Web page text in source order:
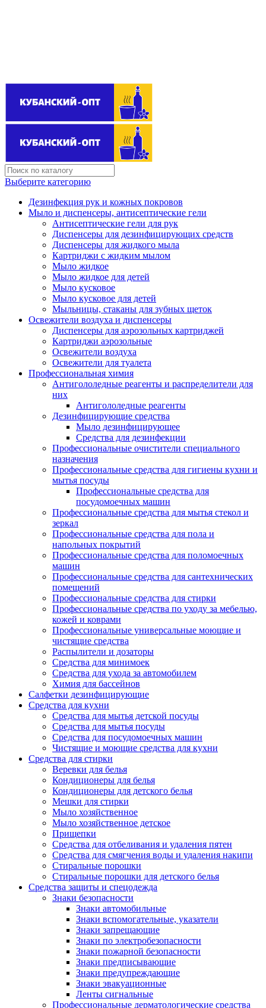
Выберите категорию
Дезинфекция рук и кожных покровов
Мыло и диспенсеры, антисептические гели
Антисептические гели для рук
Диспенсеры для дезинфицирующих средств
Диспенсеры для жидкого мыла
Картриджи с жидким мылом
Мыло жидкое
Мыло жидкое для детей
Мыло кусковое
Мыло кусковое для детей
Мыльницы, стаканы для зубных щеток
Освежители воздуха и диспенсеры
Диспенсеры для аэрозольных картриджей
Картриджи аэрозольные
Освежители воздуха
Освежители для туалета
Профессиональная химия
Антигололедные реагенты и распределители для
них
Антигололедные реагенты
Дезинфицирующие средства
Мыло дезинфицирующее
Средства для дезинфекции
Профессиональные очистители специального
назначения
Профессиональные средства для гигиены кухни и
мытья посуды
Профессиональные средства для
посудомоечных машин
Профессиональные средства для мытья стекол и
зеркал
Профессиональные средства для пола и
напольных покрытий
Профессиональные средства для поломоечных
машин
Профессиональные средства для сантехнических
помещений
Профессиональные средства для стирки
Профессиональные средства по уходу за мебелью,
кожей и коврами
Профессиональные универсальные моющие и
чистящие средства
Распылители и дозаторы
Средства для минимоек
Средства для ухода за автомобилем
Химия для бассейнов
Салфетки дезинфицирующие
Средства для кухни
Средства для мытья детской посуды
Средства для мытья посуды
Средства для посудомоечных машин
Чистящие и моющие средства для кухни
Средства для стирки
Веревки для белья
Кондиционеры для белья
Кондиционеры для детского белья
Мешки для стирки
Мыло хозяйственное
Мыло хозяйственное детское
Прищепки
Средства для отбеливания и удаления пятен
Средства для смягчения воды и удаления накипи
Стиральные порошки
Стиральные порошки для детского белья
Средства защиты и спецодежда
Знаки безопасности
Знаки автомобильные
Знаки вспомогательные, указатели
Знаки запрещающие
Знаки по электробезопасности
Знаки пожарной безопасности
Знаки предписывающие
Знаки предупреждающие
Знаки эвакуационные
Ленты сигнальные
Профессиональные дерматологические средства